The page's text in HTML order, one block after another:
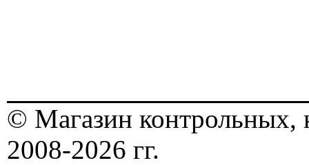
© Магазин контрольных,
2008-2026 гг.